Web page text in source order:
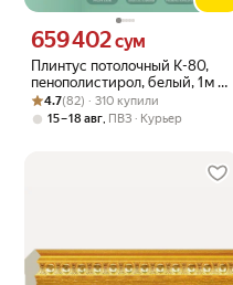
Плинтус потолочный K-80,
пенополистирол, белый, 1 м —
18 шт. в упаковке
Цена 659402 сум вместо
659 402сум
Рейтинг товара: 4.7 из 5
Оценок: (82) · 310 купили
4.7(82) · 310 купили
15 – 18 авг ПВЗ Курьер